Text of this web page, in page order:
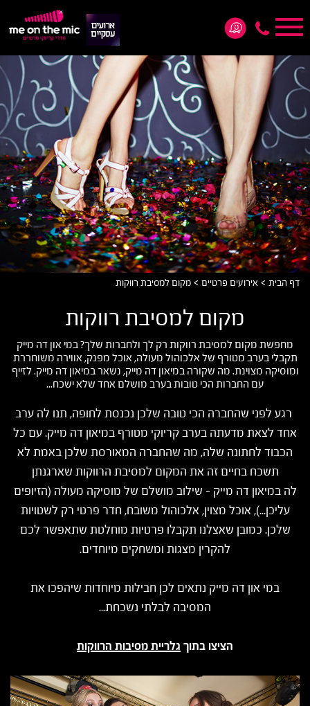
Toggle
navigation
*5876
דף הבית > אירועים פרטיים > מקום למסיבת רווקות
מקום למסיבת רווקות
מחפשת מקום למסיבת רווקות רק לך ולחברות שלך? במי און דה מייק
תקבלי בערב מטורף של אלכוהול מעולה, אוכל מפנק, אווירה משוחררת
ומוסיקה מצוינת. מה שקורה במיאון דה מייק, נשאר במיאון דה מייק. לזייף
עם החברות הכי טובות בערב מושלם אחד שלא ישכח...
רגע לפני שהחברה הכי טובה שלכן נכנסת לחופה, תנו לה ערב
אחד לצאת מדעתה בערב קריוקי מטורף במיאון דה מייק. עם כל
הכבוד לחתונה שלה, מה שהחברה המאורסת שלכן באמת לא
תשכח בחיים זה את המקום למסיבת הרווקות שארגנתן
לה במיאון דה מייק - שילוב מושלם של מוסיקה מעולה (הזיופים
עליכן...), אוכל מצוין, אלכוהול משובח, חדר פרטי רק לשטויות
שלכן. כמובן שאצלנו תקבלו פרטיות מוחלטת שתאפשר לכם
להקרין מצגות ומשחקים מיוחדים.
במי און דה מייק נתאים לכן חבילות מיוחדות שיהפכו את
המסיבה לבלתי נשכחת...
הציצו בתוך גלריית מסיבות הרווקות